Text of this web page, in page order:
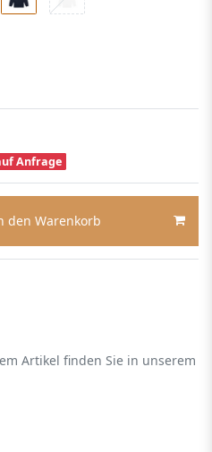
Anfrage
den Warenkorb
Artikel finden Sie in unserem